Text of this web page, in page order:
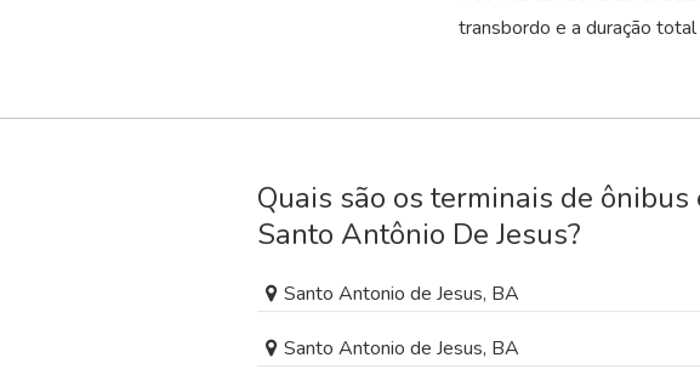
transbordo e a duração
Quais são os terminais de ônibus
Santo Antônio De Jesus?
Santo Antonio de Jesus, BA
Santo Antonio de Jesus, BA